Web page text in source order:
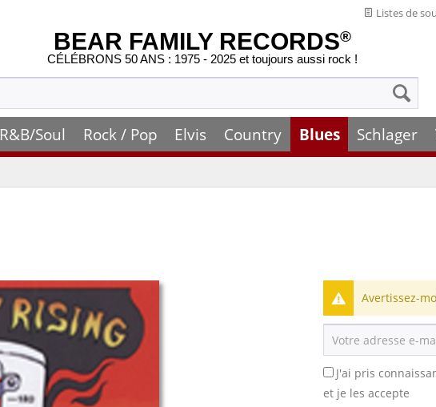
Listes de
BEAR FAMILY RECORDS®
CÉLÉBRONS 50 ANS : 1975 - 2025 et toujours aussi rock !
R&B/Soul Rock / Pop Elvis Country Blues Schlager
Avertissez-
J'ai pris
et je les accepte